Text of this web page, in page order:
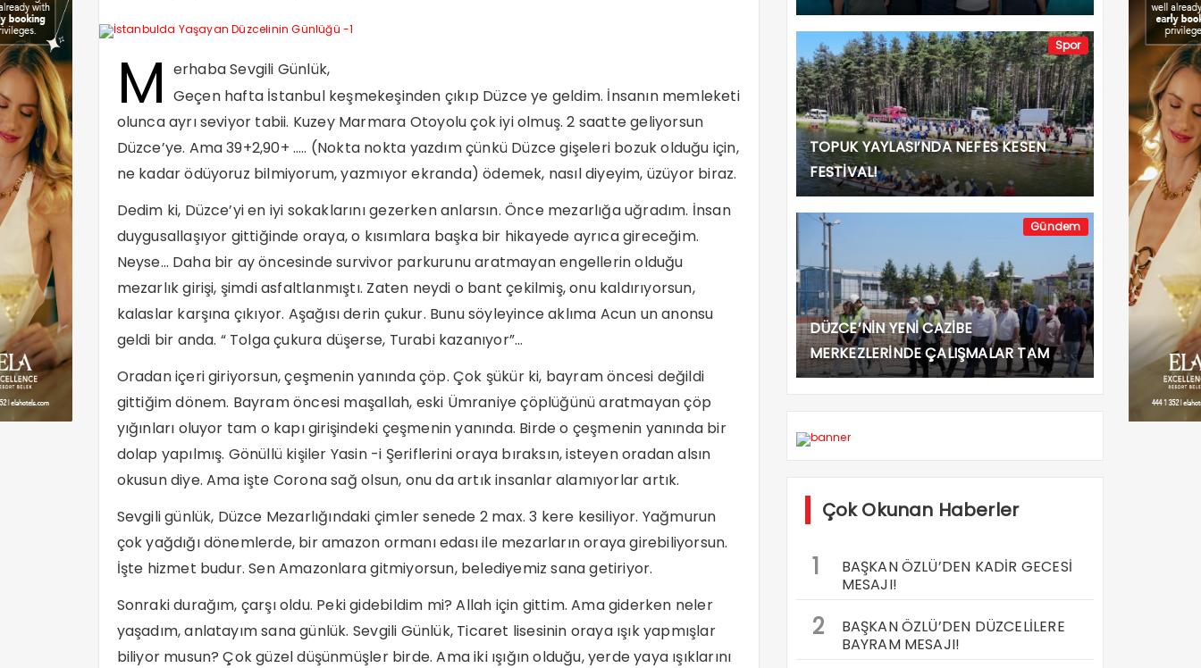
M erhaba Sevgili Günlük,
Geçen hafta İstanbul keşmekeşinden çıkıp Düzce ye geldim. İnsanın memleketi
olunca ayrı seviyor tabii. Kuzey Marmara Otoyolu çok iyi olmuş. 2 saatte geliyorsun
Düzce’ye. Ama 39+2,90+ ….. (Nokta nokta yazdım çünkü Düzce gişeleri bozuk olduğu için,
ne kadar ödüyoruz bilmiyorum, yazmıyor ekranda) ödemek, nasıl diyeyim, üzüyor biraz.
Dedim ki, Düzce’yi en iyi sokaklarını gezerken anlarsın. Önce mezarlığa uğradım. İnsan
duygusallaşıyor gittiğinde oraya, o kısımlara başka bir hikayede ayrıca gireceğim.
Neyse… Daha bir ay öncesinde survivor parkurunu aratmayan engellerin olduğu
mezarlık girişi, şimdi asfaltlanmıştı. Zaten neydi o bant çekilmiş, onu kaldırıyorsun,
kalaslar karşına çıkıyor. Aşağısı derin çukur. Bunu söyleyince aklıma Acun un anonsu
geldi bir anda. “ Tolga çukura düşerse, Turabi kazanıyor”…
Oradan içeri giriyorsun, çeşmenin yanında çöp. Çok şükür ki, bayram öncesi değildi
gittiğim dönem. Bayram öncesi maşallah, eski Ümraniye çöplüğünü aratmayan çöp
yığınları oluyor tam o kapı girişindeki çeşmenin yanında. Birde o çeşmenin yanında bir
dolap yapılmış. Gönüllü kişiler Yasin -i Şeriflerini oraya bıraksın, isteyen oradan alsın
okusun diye. Ama işte Corona sağ olsun, onu da artık insanlar alamıyorlar artık.
Sevgili günlük, Düzce Mezarlığındaki çimler senede 2 max. 3 kere kesiliyor. Yağmurun
çok yağdığı dönemlerde, bir amazon ormanı edası ile mezarların oraya girebiliyorsun.
İşte hizmet budur. Sen Amazonlara gitmiyorsun, belediyemiz sana getiriyor.
Sonraki durağım, çarşı oldu. Peki gidebildim mi? Allah için gittim. Ama giderken neler
yaşadım, anlatayım sana günlük. Sevgili Günlük, Ticaret lisesinin oraya ışık yapmışlar
biliyor musun? Çok güzel düşünmüşler birde. Ama iki ışığın olduğu, yerde yaya ışıklarını
Spor
TOPUK YAYLASI’NDA NEFES KESEN
FESTİVAL!
Gündem
DÜZCE’NİN YENİ CAZİBE
MERKEZLERİNDE ÇALIŞMALAR TAM
GAZ!
Çok Okunan Haberler
1
BAŞKAN ÖZLÜ’DEN KADİR GECESİ
MESAJI!
2
BAŞKAN ÖZLÜ’DEN DÜZCELİLERE
BAYRAM MESAJI!